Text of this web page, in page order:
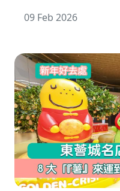
09 Feb 2026